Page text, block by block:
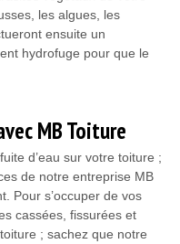
les algues, les
ensuite un
hydrofuge pour que le
MB Toiture
d’eau sur votre toiture ;
de notre entreprise MB
Pour s’occuper de vos
cassées, fissurées et
; sachez que notre